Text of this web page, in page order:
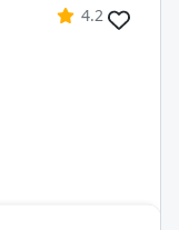
4.2